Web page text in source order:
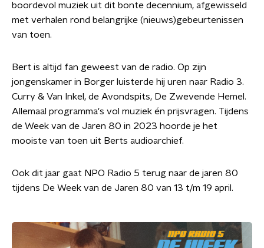
boordevol muziek uit dit bonte decennium, afgewisseld
met verhalen rond belangrijke (nieuws)gebeurtenissen
van toen.
Bert is altijd fan geweest van de radio. Op zijn
jongenskamer in Borger luisterde hij uren naar Radio 3.
Curry & Van Inkel, de Avondspits, De Zwevende Hemel.
Allemaal programma's vol muziek én prijsvragen. Tijdens
de Week van de Jaren 80 in 2023 hoorde je het
mooiste van toen uit Berts audioarchief.
Ook dit jaar gaat NPO Radio 5 terug naar de jaren 80
tijdens De Week van de Jaren 80 van 13 t/m 19 april.